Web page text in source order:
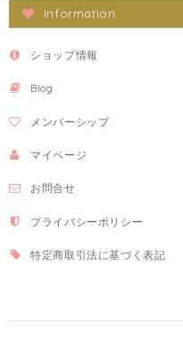
Information
ショップ情報
Blog
メンバーシップ
マイページ
お問合せ
プライバシーポリシー
特定商取引法に基づく表記